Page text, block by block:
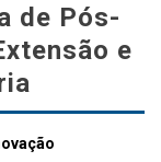
de Pós-
e